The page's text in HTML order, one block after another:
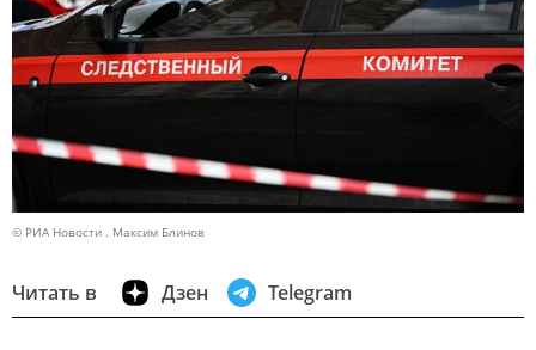
© РИА Новости . Максим Блинов
Читать в Дзен Telegram